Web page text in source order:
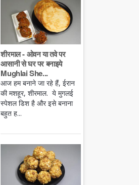
शीरमाल - ओवन या तवे पर
आसानी से घर पर बनाइये
Mughlai She...
आज हम बनाने जा रहे हैं, ईरान
की मशहूर, शीरमाल. ये मुगलई
स्पेशल डिश है और इसे बनाना
बहुत ह...